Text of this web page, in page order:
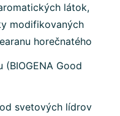
látok,
modifikovaných
horečnatého
Good
svetových lídrov